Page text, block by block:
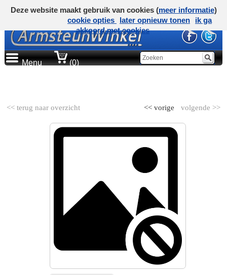
Menu (0)
<< terug naar overzicht volgende >>
<< vorige
Deze website maakt gebruik van cookies (meer informatie)
cookie opties
later opnieuw tonen
ik ga
akkoord met cookies